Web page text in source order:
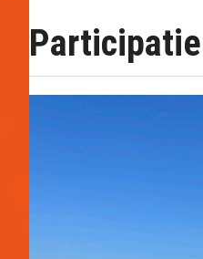
Participatie